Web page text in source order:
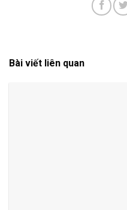
Bài viết liên quan